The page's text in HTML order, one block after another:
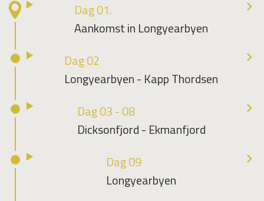
Dag 01.
Aankomst in Longyearbyen
Dag 02
Longyearbyen - Kapp Thordsen
Dag 03 - 08
Dicksonfjord - Ekmanfjord
Dag 09
Longyearbyen